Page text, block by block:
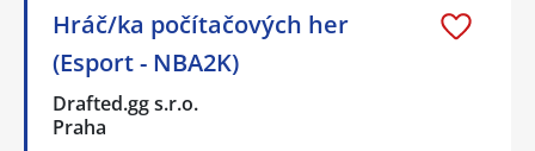
Hráč/ka počítačových her
(Esport - NBA2K)
Drafted.gg s.r.o.
Praha